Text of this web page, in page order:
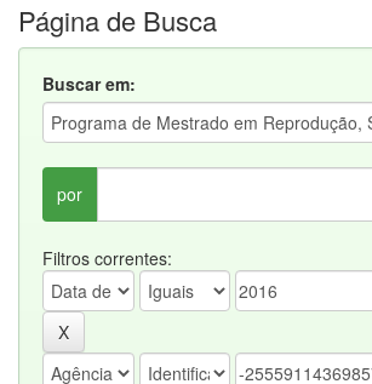
Página de Busca
Buscar em:
por
Filtros correntes: